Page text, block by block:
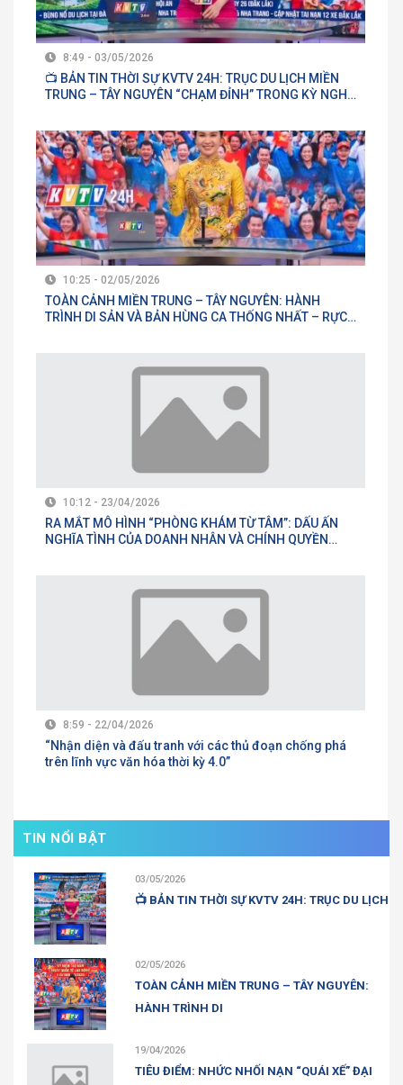
8:49 - 03/05/2026
📺 BẢN TIN THỜI SỰ KVTV 24H: TRỤC DU LỊCH MIỀN
TRUNG – TÂY NGUYÊN “CHẠM ĐỈNH” TRONG KỲ NGHỈ
10:25 - 02/05/2026
TOÀN CẢNH MIỀN TRUNG – TÂY NGUYÊN: HÀNH
TRÌNH DI SẢN VÀ BẢN HÙNG CA THỐNG NHẤT – RỰC
10:12 - 23/04/2026
RA MẮT MÔ HÌNH “PHÒNG KHÁM TỪ TÂM”: DẤU ẤN
NGHĨA TÌNH CỦA DOANH NHÂN VÀ CHÍNH QUYỀN
8:59 - 22/04/2026
“Nhận diện và đấu tranh với các thủ đoạn chống phá
trên lĩnh vực văn hóa thời kỳ 4.0”
TIN NỔI BẬT
03/05/2026
📺 BẢN TIN THỜI SỰ KVTV 24H: TRỤC DU LỊCH
02/05/2026
TOÀN CẢNH MIỀN TRUNG – TÂY NGUYÊN:
HÀNH TRÌNH DI
19/04/2026
TIÊU ĐIỂM: NHỨC NHỐI NẠN “QUÁI XẾ” ĐẠI